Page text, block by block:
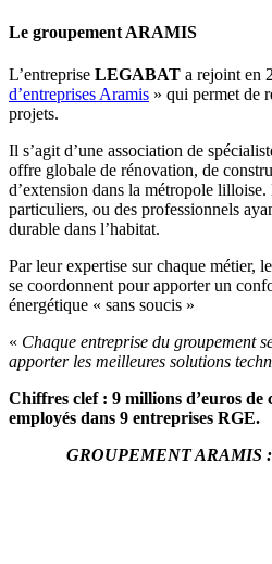
Le groupement ARAMIS
L’entreprise LEGABAT a rejoint en
d’entreprises Aramis » qui permet de
projets.
Il s’agit d’une association de
offre globale de rénovation, de
d’extension dans la métropole
particuliers, ou des professionnels
durable dans l’habitat.
Par leur expertise sur chaque métier,
se coordonnent pour apporter un
énergétique « sans soucis »
« Chaque entreprise du groupement
apporter les meilleures solutions
Chiffres clef : 9 millions d’euros de
employés dans 9 entreprises RGE.
GROUPEMENT ARAMIS :